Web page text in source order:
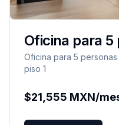
Oficina para 5
Oficina para 5
piso 1
$21,555 MXN/